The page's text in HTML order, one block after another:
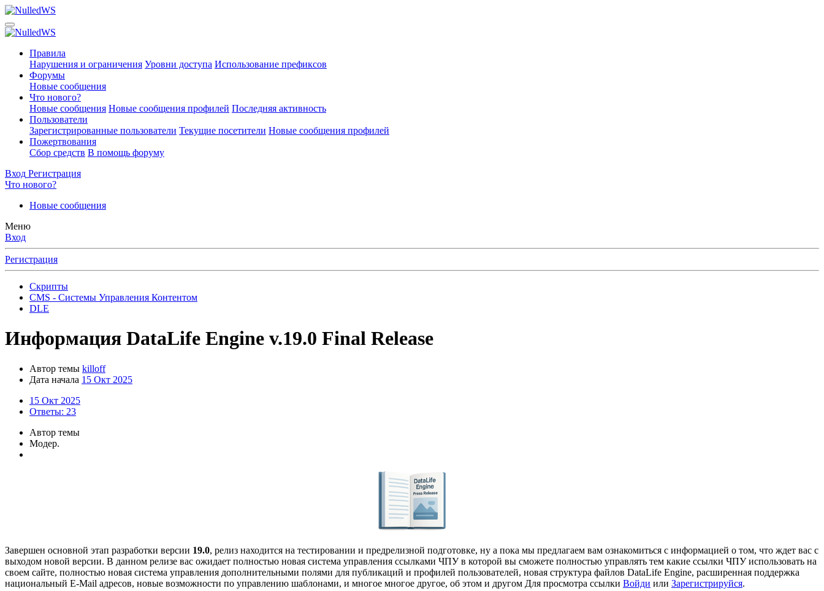
Правила
Нарушения и ограничения Уровни доступа Использование префиксов
Форумы
Новые сообщения
Что нового?
Новые сообщения Новые сообщения профилей Последняя активность
Пользователи
Зарегистрированные пользователи Текущие посетители Новые сообщения профилей
Пожертвования
Сбор средств В помощь форуму
Вход Регистрация
Что нового?
Новые сообщения
Меню
Вход
Регистрация
Скрипты
CMS - Системы Управления Контентом
DLE
Информация DataLife Engine v.19.0 Final Release
Автор темы killoff
Дата начала 15 Окт 2025
15 Окт 2025
Ответы: 23
Автор темы
Модер.
Завершен основной этап разработки версии 19.0, релиз находится на тестировании и предрелизной подготовке, ну а пока мы предлагаем вам ознакомиться с информацией о том, что ждет вас с
выходом новой версии. В данном релизе вас ожидает полностью новая система управления ссылками ЧПУ в которой вы сможете полностью управлять тем какие ссылки ЧПУ использовать на
своем сайте, полностью новая система управления дополнительными полями для публикаций и профилей пользователей, новая структура файлов DataLife Engine, расширенная поддержка
национальный E-Mail адресов, новые возможности по управлению шаблонами, и многое многое другое, об этом и другом Для просмотра ссылки Войди или Зарегистрируйся.